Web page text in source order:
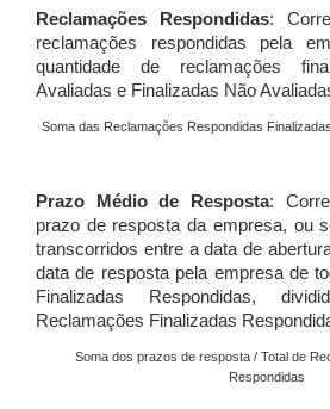
Reclamações Respondidas:
reclamações respondidas pela
quantidade de reclamações
Avaliadas e Finalizadas Não
Soma das Reclamações Respondidas
Prazo Médio de Resposta:
prazo de resposta da empresa, ou
transcorridos entre a data de
data de resposta pela empresa de
Finalizadas Respondidas,
Reclamações Finalizadas
Soma dos prazos de resposta / Total de
Respondidas